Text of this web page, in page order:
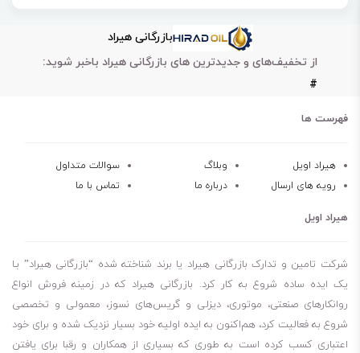
برای روانکاری کمپرسور تبرید همراه با مبرد سنتی طراحی شده است. این
روغن‌ها پایداری بسیار زیادی دارند و بدون موم می‌باشند که خواص کاهش
کارکرد رضایت بخش به‌عنوان روانکار انواع تجهیزات را دارد. روغن کمپرسور
بالقوه درون کمپرسور هر تاسیساتی استفاده شود. به‌صورت ایده آل روغن
سری GS سانیسو برای دمای پایین‌تر از -18 درجه سانتیگراد شامل مصارف
علاوه‌براین روغن کمپرسور سری GS سانیسو با مبردهای طبیعی مانند R-717
و R600 و R290 عملکرد بسیار عالی دارد.
پایداری شیمیایی: مقاومت دربرابر واکنش با مبرد و قطعات فلزی سیستم
بدون آلودگی به‌منظور جلوگیری از خراشیدگی سطوح یاتاقانها و شیرها و سایر
بازرگانی هیراد
از تخفیف‌های و جدیدترین های بازرگانی هیراد باخبر شوید:
#
فهرست ها
هیراد اویل وبلاگ
سوالات متداول
رویه های ارسال
درباره ما تماس با ما
هیراد اویل
شرکت تامین و تدارک بازرگانی هیراد یا برند شناخته شده “بازرگانی هیراد” بـا
یک ایده ساده شروع به کار کرد. بازرگانی هیراد که در زمینه فروش انواع
روانکارهای صنعتی، موتوری، دیزلی و گریس‌های نسوز، معمولی و تخصصی
شروع به فعالیت کرد، هم‌اکنون به ایده اولیه خود بسیار نزدیک شده و برای خود
اعتباری کسب کرده است به طوری که بسیاری از همکاران و رقبا برای یافتن